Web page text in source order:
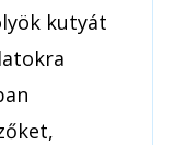
kutyát